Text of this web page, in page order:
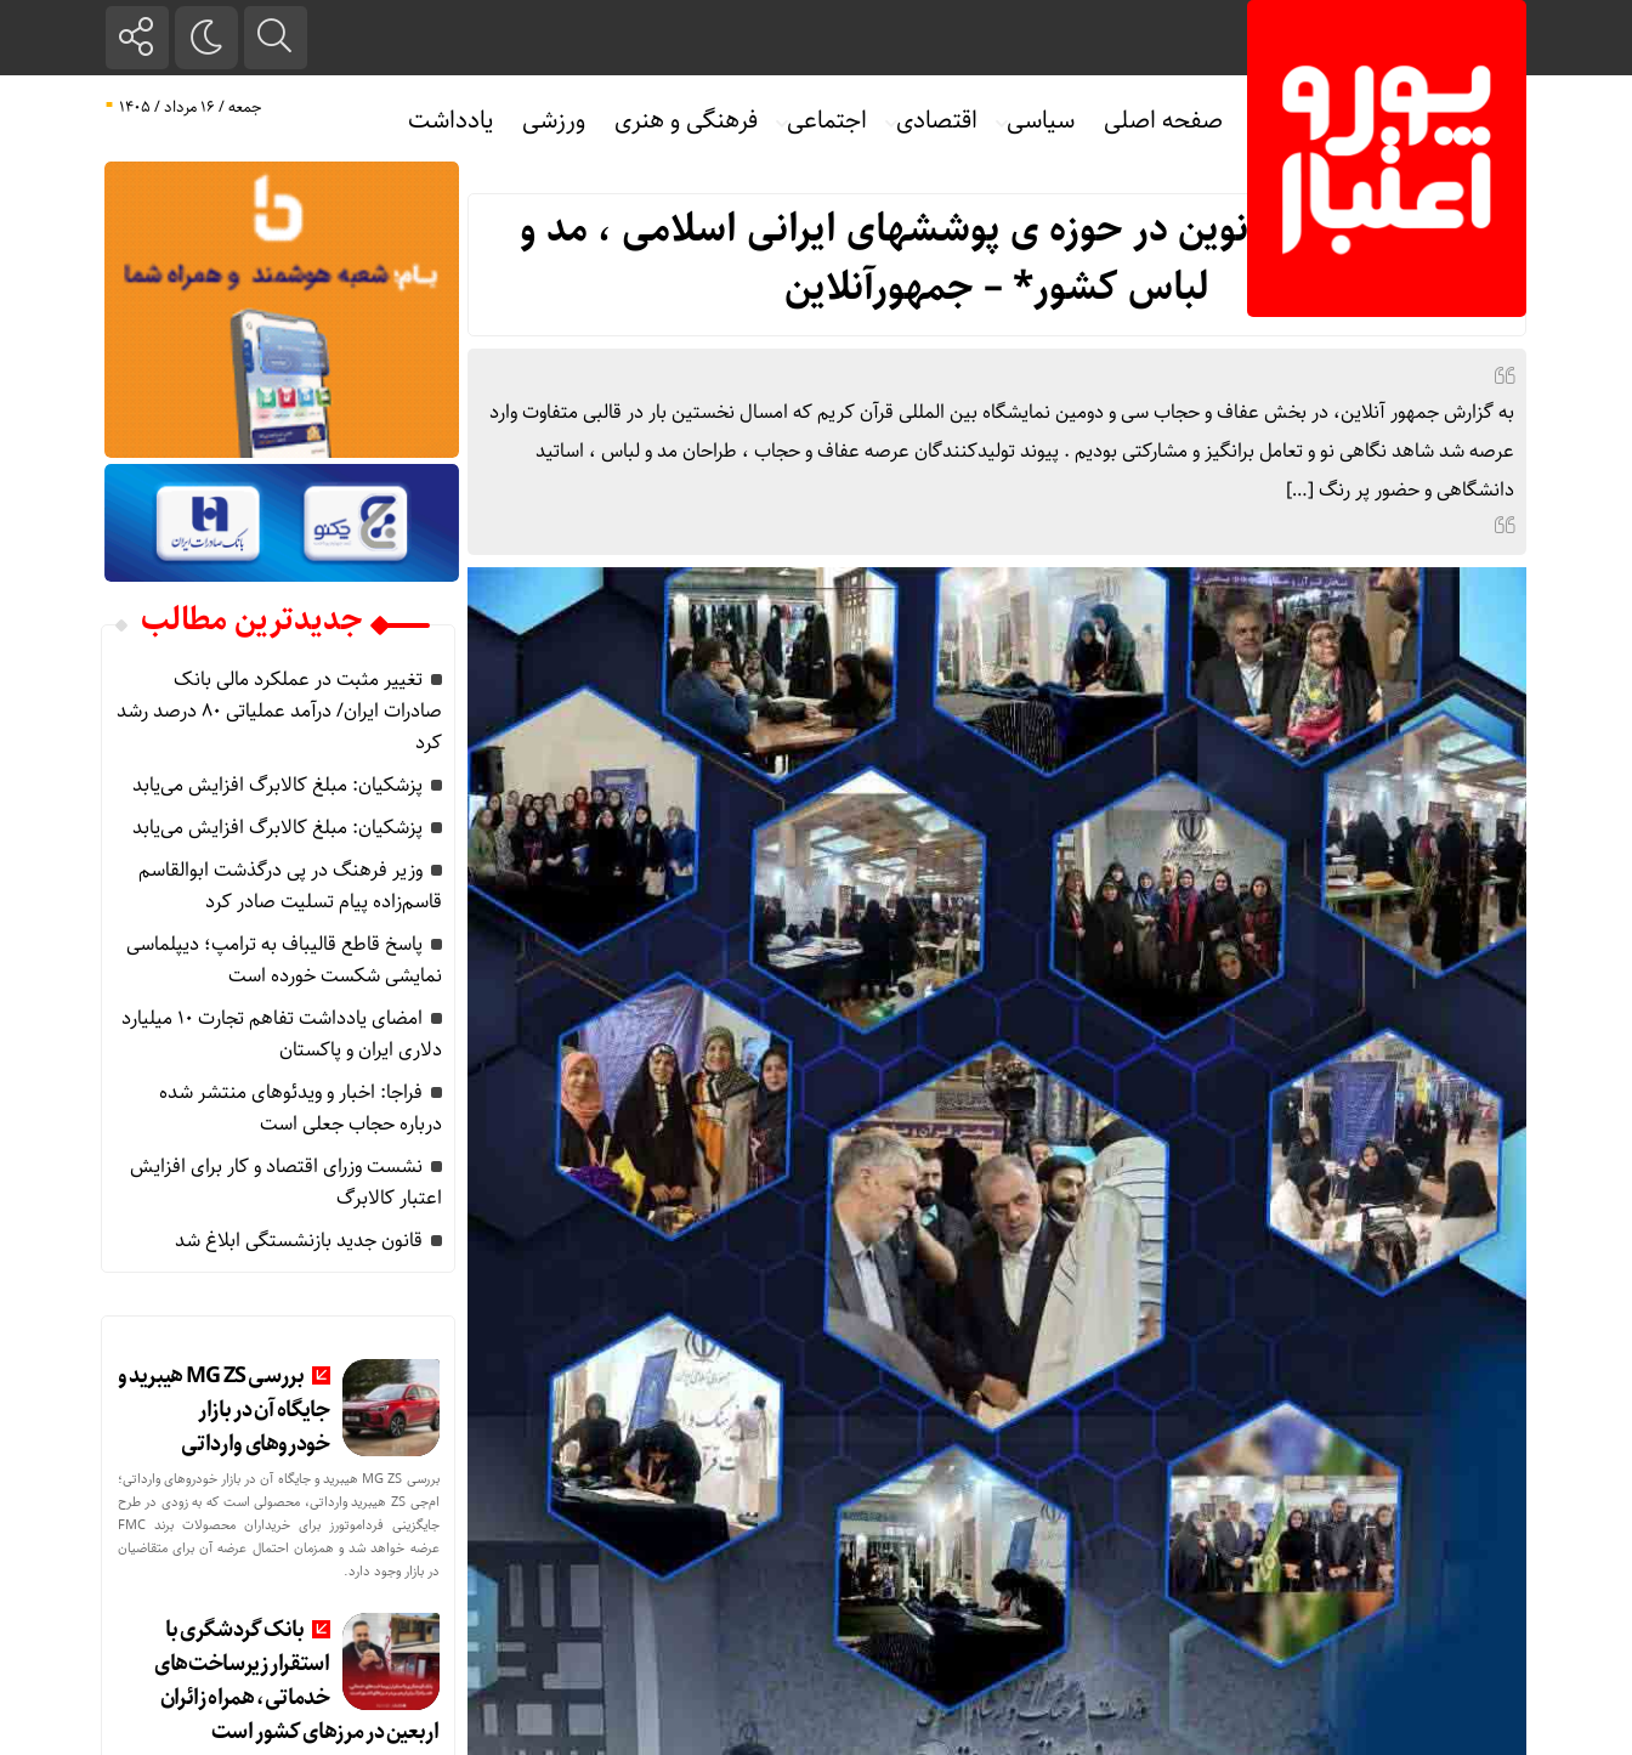
صفحه اصلی سیاسی اقتصادی اجتماعی فرهنگی و هنری ورزشی یادداشت جمعه / ۱۶ مرداد / ۱۴۰۵
صفحه نخست فرهنگی و هنری
*نگاه و تحولی نوین در حوزه ی پوششهای ایرانی اسلامی ، مد و
لباس کشور* – جمهورآنلاین
به گزارش جمهور آنلاین، در بخش عفاف و حجاب سی و دومین نمایشگاه بین المللی قرآن کریم که امسال نخستین بار در قالبی متفاوت وارد
عرصه شد شاهد نگاهی نو و تعامل برانگیز و مشارکتی بودیم . پیوند تولیدکنندگان عرصه عفاف و حجاب ، طراحان مد و لباس ، اساتید
دانشگاهی و حضور پر رنگ […]
جدیدترین مطالب
تغییر مثبت در عملکرد مالی بانک
صادرات ایران/ درآمد عملیاتی 80 درصد رشد
کرد
پزشکیان: مبلغ کالابرگ افزایش می‌یابد
پزشکیان: مبلغ کالابرگ افزایش می‌یابد
وزیر فرهنگ در پی درگذشت ابوالقاسم
قاسم‌زاده پیام تسلیت صادر کرد
پاسخ قاطع قالیباف به ترامپ؛ دیپلماسی
نمایشی شکست خورده است
امضای یادداشت تفاهم تجارت ۱۰ میلیارد
دلاری ایران و پاکستان
فراجا: اخبار و ویدئوهای منتشر شده
درباره حجاب جعلی است
نشست وزرای اقتصاد و کار برای افزایش
اعتبار کالابرگ
قانون جدید بازنشستگی ابلاغ شد
بررسی MG ZS هیبرید و
جایگاه آن در بازار
خودروهای وارداتی
بررسی MG ZS هیبرید و جایگاه آن در بازار خودروهای وارداتی؛
ام‌جی ZS هیبرید وارداتی، محصولی است که به زودی در طرح
جایگزینی فرداموتورز برای خریداران محصولات برند FMC
عرضه خواهد شد و همزمان احتمال عرضه آن برای متقاضیان
در بازار وجود دارد.
بانک گردشگری با
استقرار زیرساخت‌های
خدماتی، همراه زائران
اربعین در مرزهای کشور است